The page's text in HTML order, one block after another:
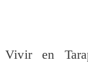
​Vivir en